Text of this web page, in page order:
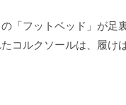
「フットベッド」が
コルクソールは、履